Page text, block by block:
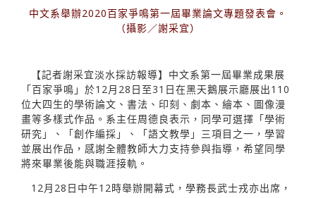
中文系舉辦2020百家爭鳴第一屆畢業論文專題發表會。
（攝影／謝采宜）
【記者謝采宜淡水採訪報導】中文系第一屆畢業成果展
「百家爭鳴」於12月28日至31日在黑天鵝展示廳展出110
位大四生的學術論文、書法、印刻、劇本、繪本、圖像漫
畫等多樣式作品。系主任周德良表示，同學可選擇「學術
研究」、「創作編採」、「語文教學」三項目之一，學習
並展出作品，感謝全體教師大力支持參與指導，希望同學
將來畢業後能與職涯接軌。
12月28日中午12時舉辦開幕式，學務長武士戎亦出席，